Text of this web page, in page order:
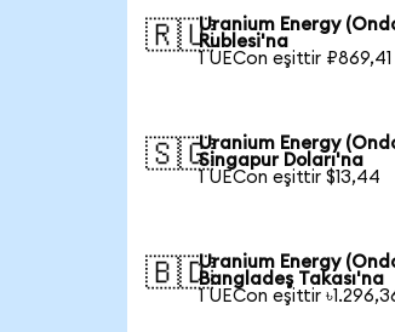
🇷🇺Uranium Energy
Rublesi'na
1 UECon eşittir ₽869,41
🇸🇬Uranium Energy
Singapur Doları'na
1 UECon eşittir $13,44
🇧🇩Uranium Energy
Bangladeş Takası'na
1 UECon eşittir